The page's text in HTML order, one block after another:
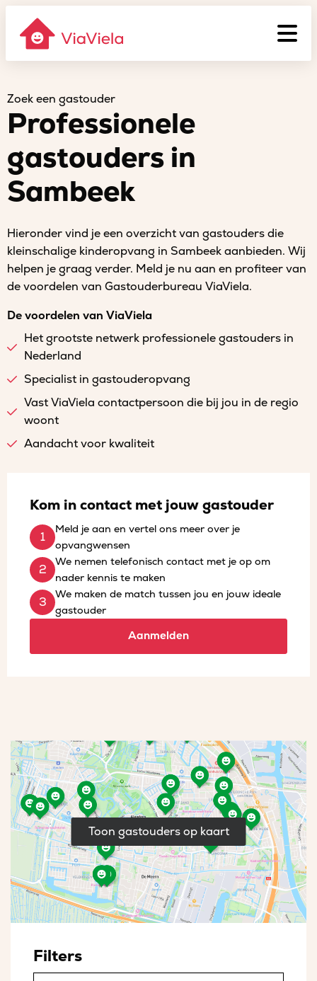
Zoek een gastouder
Professionele
gastouders in
Sambeek
Hieronder vind je een overzicht van gastouders die
kleinschalige kinderopvang in Sambeek aanbieden. Wij
helpen je graag verder. Meld je nu aan en profiteer van
de voordelen van Gastouderbureau ViaViela.
De voordelen van ViaViela
Het grootste netwerk professionele gastouders in
Nederland
Specialist in gastouderopvang
Vast ViaViela contactpersoon die bij jou in de regio
woont
Aandacht voor kwaliteit
Kom in contact met jouw gastouder
Meld je aan en vertel ons meer over je
opvangwensen
We nemen telefonisch contact met je op om
nader kennis te maken
We maken de match tussen jou en jouw ideale
gastouder
Aanmelden
Toon gastouders op kaart
Filters